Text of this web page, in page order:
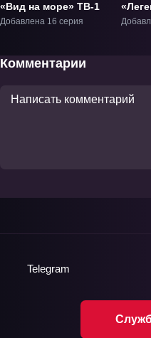
«Вид на море» ТВ-1
Добавлена 16 серия
Комментарии
Telegram